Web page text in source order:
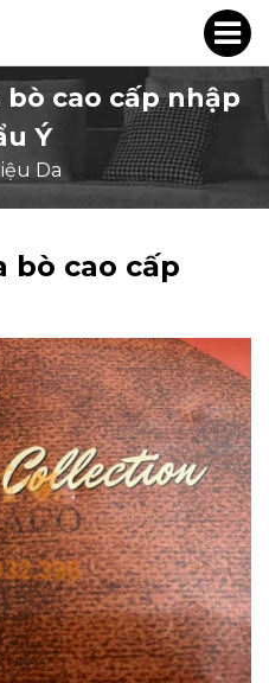
cao cấp nhập
Ý
Da
bò cao cấp